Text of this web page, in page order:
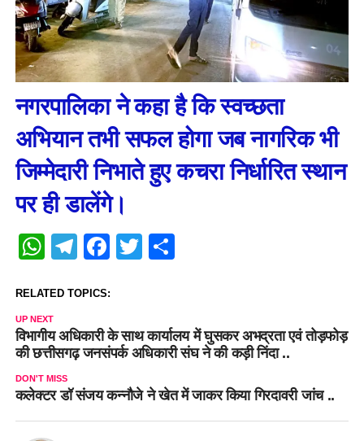
नगरपालिका ने कहा है कि स्वच्छता
अभियान तभी सफल होगा जब नागरिक भी
जिम्मेदारी निभाते हुए कचरा निर्धारित स्थान
पर ही डालेंगे।
WhatsApp
Telegram
Facebook
Twitter
Share
RELATED TOPICS:
UP NEXT
विभागीय अधिकारी के साथ कार्यालय में घुसकर अभद्रता एवं तोड़फोड़
की छत्तीसगढ़ जनसंपर्क अधिकारी संघ ने की कड़ी निंदा ..
DON'T MISS
कलेक्टर डॉ संजय कन्नौजे ने खेत में जाकर किया गिरदावरी जांच ..